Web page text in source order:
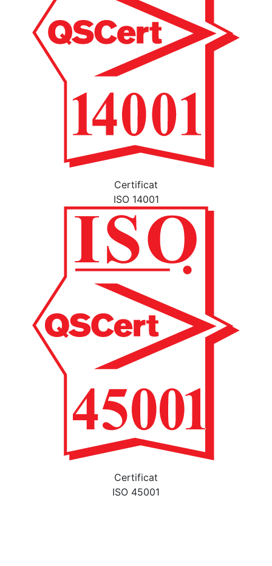
Certificat
ISO 14001
Certificat
ISO 45001